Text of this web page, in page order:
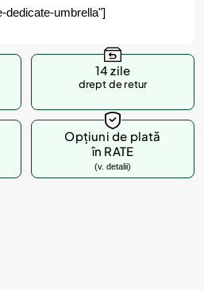
dedicate-umbrella"]
14 zile
drept de retur
Opțiuni de plată
în RATE
(v. detalii)